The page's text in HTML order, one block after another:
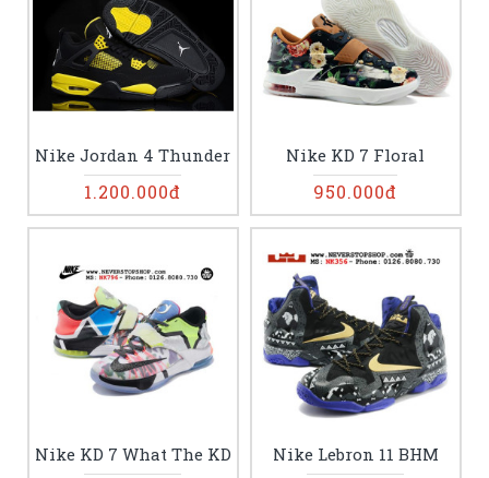
Nike Jordan 4 Thunder
1.200.000đ
Nike KD 7 Floral
950.000đ
Nike KD 7 What The KD Nike Lebron 11 BHM